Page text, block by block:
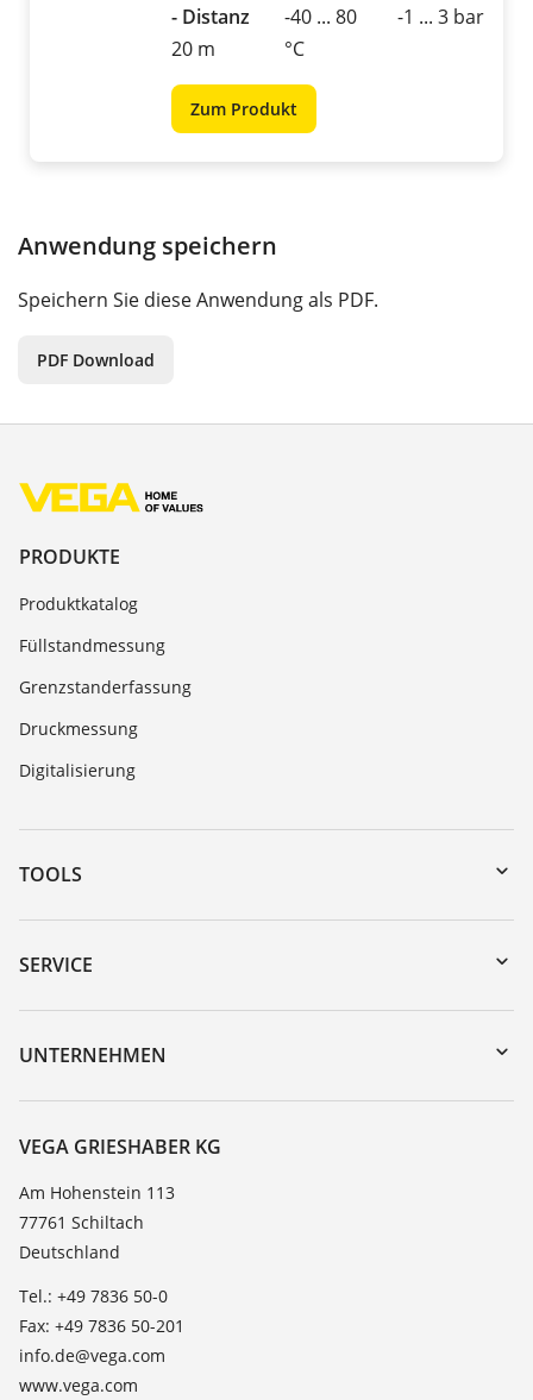
- Distanz
20 m
-40 ... 80
°C
-1 ... 3 bar
Zum Produkt
Anwendung speichern
Speichern Sie diese Anwendung als PDF.
PDF Download
PRODUKTE
Produktkatalog
Füllstandmessung
Grenzstanderfassung
Druckmessung
Digitalisierung
TOOLS
Download-Center
Gerätesuche (Seriennummer)
DTM Collection/PACTware
SERVICE
Geräterücksendung
Trainings
TeamViewer
UNTERNEHMEN
Karriere
Über VEGA
Kontakt
News
Presse
Blog
VEGA GRIESHABER KG
Am Hohenstein 113
77761 Schiltach
Deutschland
Tel.: +49 7836 50-0
Fax: +49 7836 50-201
info.de@vega.com
www.vega.com